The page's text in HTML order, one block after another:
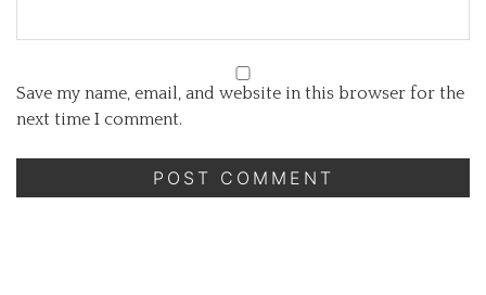
Save my name, email, and website in this browser for the
next time I comment.